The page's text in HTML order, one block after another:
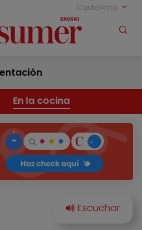
Castellano
En la cocina